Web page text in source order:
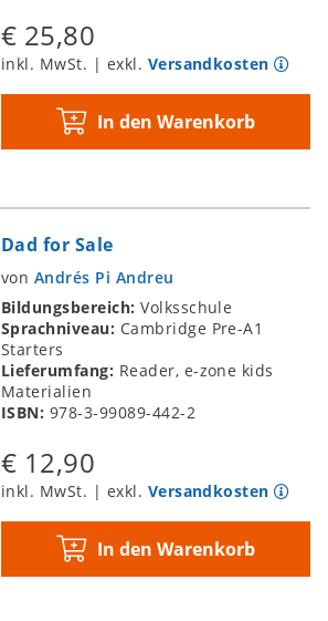
€ 25,80
inkl. MwSt. | exkl. Versandkosten
In den Warenkorb
Dad for Sale
von Andrés Pi Andreu
Bildungsbereich:Volksschule
Sprachniveau: Cambridge Pre-A1
Starters
Lieferumfang: Reader, e-zone kids
Materialien
ISBN: 978-3-99089-442-2
€ 12,90
inkl. MwSt. | exkl. Versandkosten
In den Warenkorb